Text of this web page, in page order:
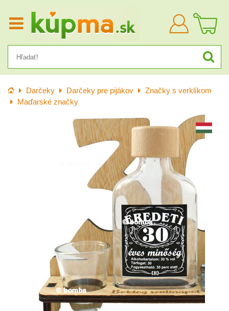
Prihlásiť
sa
Úvod Darčeky Darčeky pre pijákov
Značky s verklíkom
Maďarské značky